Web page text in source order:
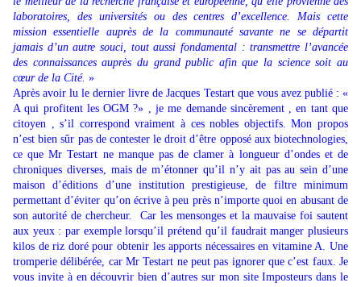
laboratoires, des universités ou des centres d’excellence. Mais cette
mission essentielle auprès de la communauté savante ne se départit
jamais d’un autre souci, tout aussi fondamental : transmettre l’avancée
des connaissances auprès du grand public afin que la science soit au
cœur de la Cité. »
Après avoir lu le dernier livre de Jacques Testart que vous avez publié : «
A qui profitent les OGM ?» , je me demande sincèrement , en tant que
citoyen , s’il correspond vraiment à ces nobles objectifs. Mon propos
n’est bien sûr pas de contester le droit d’être opposé aux biotechnologies,
ce que Mr Testart ne manque pas de clamer à longueur d’ondes et de
chroniques diverses, mais de m’étonner qu’il n’y ait pas au sein d’une
maison d’éditions d’une institution prestigieuse, de filtre minimum
permettant d’éviter qu’on écrive à peu près n’importe quoi en abusant de
son autorité de chercheur.
Car les mensonges et la mauvaise foi sautent
aux yeux : par exemple lorsqu’il prétend qu’il faudrait manger plusieurs
kilos de riz doré pour obtenir les apports nécessaires en vitamine A. Une
tromperie délibérée, car Mr Testart ne peut pas ignorer que c’est faux. Je
vous invite à en découvrir bien d’autres sur mon site Imposteurs dans le